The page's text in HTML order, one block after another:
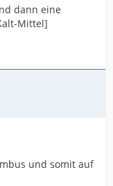
dann eine
Mittel]
und somit auf